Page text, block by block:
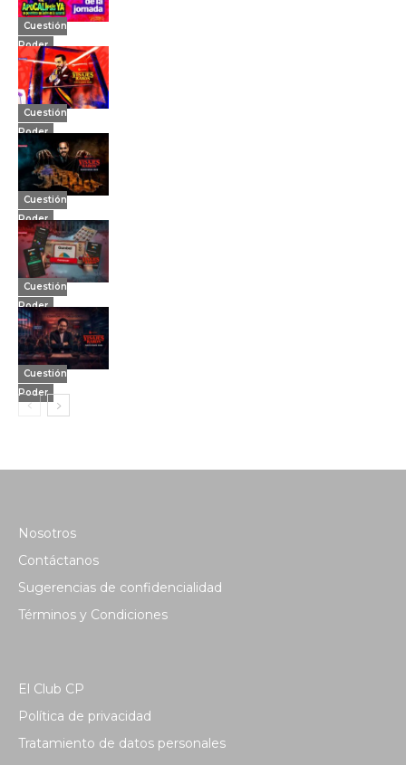
Cuestión
Poder
Cuestión
Poder
Cuestión
Poder
Cuestión
Poder
Cuestión
Poder
Nosotros
Contáctanos
Sugerencias de confidencialidad
Términos y Condiciones
El Club CP
Política de privacidad
Tratamiento de datos personales